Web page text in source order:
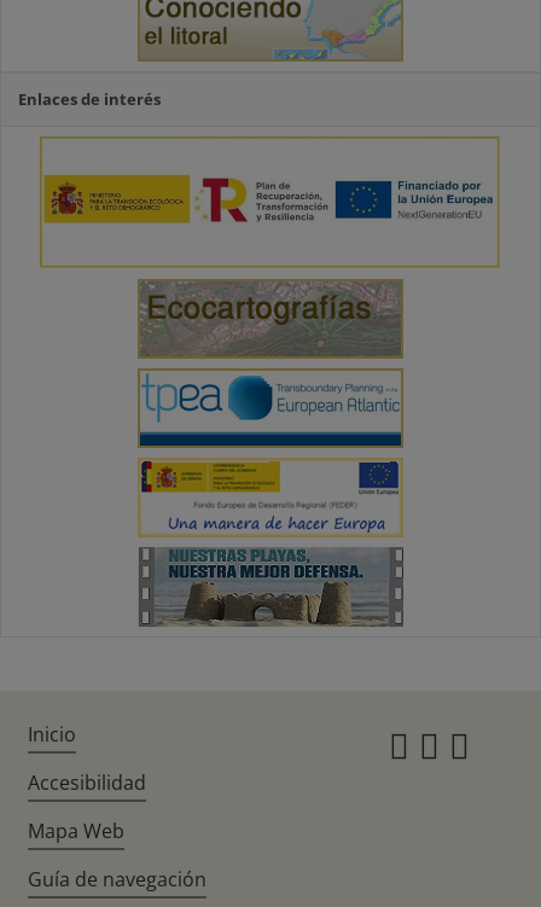
Enlaces de interés
Inicio
Accesibilidad
Mapa Web
Guía de navegación